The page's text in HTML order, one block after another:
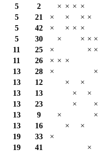
5
2 × × × ×
5
21 × × × ×
5
42 × × × ×
5
30 × × × ×
11
25 × × ×
11
26 × × ×
13
28 × ×
13
12 × ×
13
13 × ×
13
23 × ×
13
9 × ×
13
16 × ×
19
33 ×
19
41 ×